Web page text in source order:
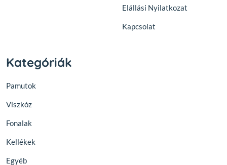
Elállási Nyilatkozat
Kapcsolat
Kategóriák
Pamutok
Viszkóz
Fonalak
Kellékek
Egyéb